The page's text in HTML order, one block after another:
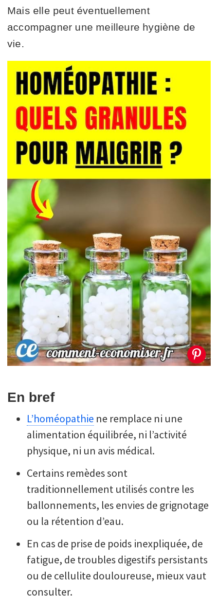
Mais elle peut éventuellement
accompagner une meilleure hygiène de
vie.
En bref
L’homéopathie ne remplace ni une
alimentation équilibrée, ni l’activité
physique, ni un avis médical.
Certains remèdes sont
traditionnellement utilisés contre les
ballonnements, les envies de grignotage
ou la rétention d’eau.
En cas de prise de poids inexpliquée, de
fatigue, de troubles digestifs persistants
ou de cellulite douloureuse, mieux vaut
consulter.